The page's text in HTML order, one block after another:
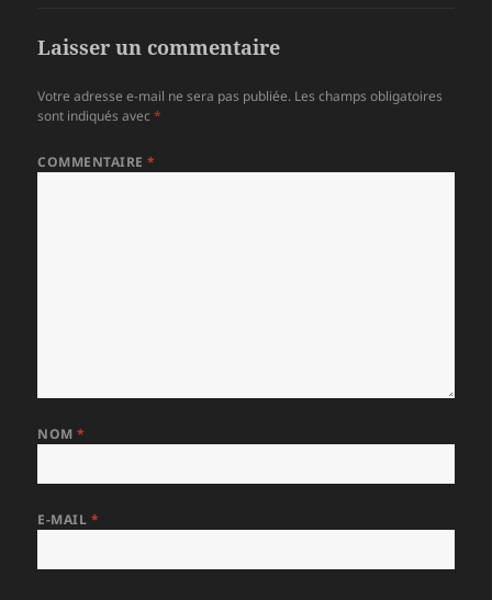
Laisser un commentaire
Votre adresse e-mail ne sera pas publiée. Les champs obligatoires
sont indiqués avec*
COMMENTAIRE*
NOM*
E-MAIL *